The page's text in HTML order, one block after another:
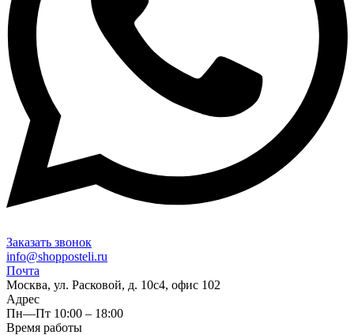
Заказать звонок
info@shopposteli.ru
Почта
Москва, ул. Расковой, д. 10с4, офис 102
Адрес
Пн—Пт 10:00 – 18:00
Время работы